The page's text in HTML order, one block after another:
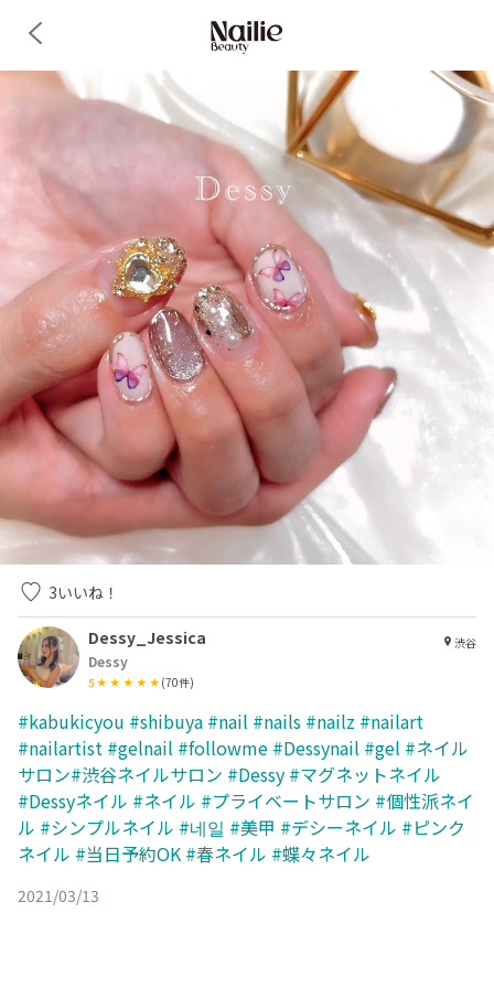
3いいね！
Dessy_Jessica
Dessy
5 (70件)
渋谷
#kabukicyou #shibuya #nail #nails #nailz #nailart
#nailartist #gelnail #followme #Dessynail #gel #ネイル
サロン#渋谷ネイルサロン #Dessy #マグネットネイル
#Dessyネイル #ネイル #プライベートサロン #個性派ネイ
ル #シンプルネイル #네일 #美甲 #デシーネイル #ピンク
ネイル #当日予約OK #春ネイル #蝶々ネイル
2021/03/13